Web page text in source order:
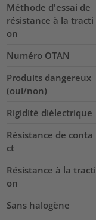
Méthode d'essai de
résistance à la tracti
on
Numéro OTAN
Produits dangereux
(oui/non)
Rigidité diélectrique
Résistance de conta
ct
Résistance à la tracti
on
Sans halogène